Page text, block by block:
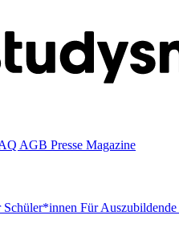
AGB Presse Magazine
Schüler*innen Für Auszubildende